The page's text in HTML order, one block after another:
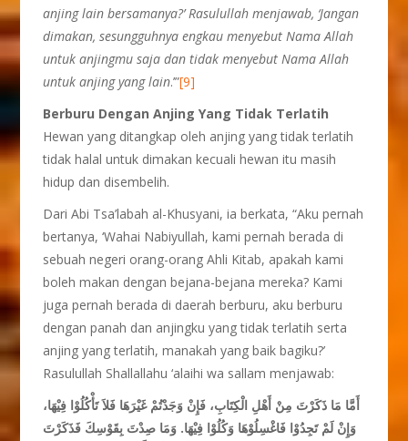
anjing lain bersamanya?’ Rasulullah menjawab, ‘Jangan
dimakan, sesungguhnya engkau menyebut Nama Allah
untuk anjingmu saja dan tidak menyebut Nama Allah
untuk anjing yang lain.’”[9]
Berburu Dengan Anjing Yang Tidak Terlatih
Hewan yang ditangkap oleh anjing yang tidak terlatih
tidak halal untuk dimakan kecuali hewan itu masih
hidup dan disembelih.
Dari Abi Tsa’labah al-Khusyani, ia berkata, “Aku pernah
bertanya, ‘Wahai Nabiyullah, kami pernah berada di
sebuah negeri orang-orang Ahli Kitab, apakah kami
boleh makan dengan bejana-bejana mereka? Kami
juga pernah berada di daerah berburu, aku berburu
dengan panah dan anjingku yang tidak terlatih serta
anjing yang terlatih, manakah yang baik bagiku?’
Rasulullah Shallallahu ‘alaihi wa sallam menjawab:
أَمَّا مَا ذَكَرْتَ مِنْ أَهْلِ الْكِتَابِ، فَإِنْ وَجَدْتُمْ غَيْرَهَا فَلاَ تَأْكُلُوْا فِيْهَا،
وَإِنْ لَمْ تَجِدُوْا فَاغْسِلُوْهَا وَكُلُوْا فِيْهَا. وَمَا صِدْتَ بِقَوْسِكَ فَذَكَرْتَ